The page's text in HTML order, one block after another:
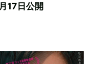
17日公開